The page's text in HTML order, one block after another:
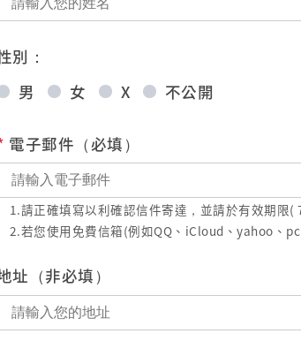
別：
男
女 X 不公開
電子郵件（必填）
1.請正確填寫以利確認信件寄達，並請於有效期限
2.若您使用免費信箱(例如QQ、iCloud、yahoo、
址（非必填）